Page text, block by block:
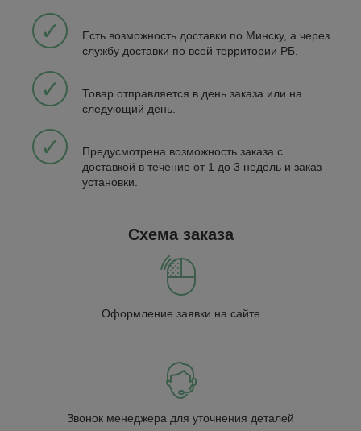
✓
Есть возможность доставки по Минску, а через
службу доставки по всей территории РБ.
✓
Товар отправляется в день заказа или на
следующий день.
✓
Предусмотрена возможность заказа с
доставкой в течение от 1 до 3 недель и заказ
установки.
Схема заказа
Оформление заявки на сайте
Звонок менеджера для уточнения деталей